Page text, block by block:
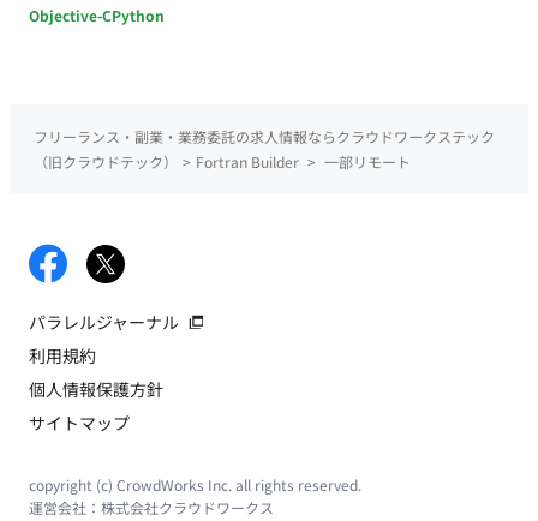
Objective-CPython
フリーランス・副業・業務委託の求人情報ならクラウドワークステック
（旧クラウドテック）
> Fortran Builder > 一部リモート
パラレルジャーナル
利用規約
個人情報保護方針
サイトマップ
copyright (c) CrowdWorks Inc. all rights reserved.
運営会社： 株式会社クラウドワークス